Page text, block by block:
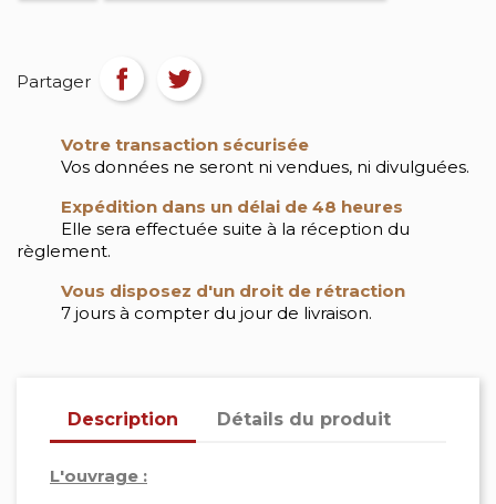
Partager
Votre transaction sécurisée
Vos données ne seront ni vendues, ni divulguées.
Expédition dans un délai de 48 heures
Elle sera effectuée suite à la réception du
règlement.
Vous disposez d'un droit de rétraction
7 jours à compter du jour de livraison.
Description Détails du produit
L'ouvrage :